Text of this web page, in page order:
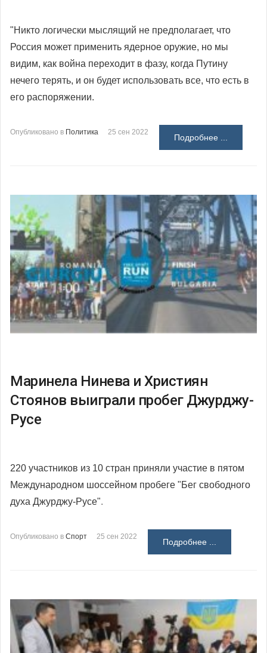
"Никто логически мыслящий не предполагает, что
Россия может применить ядерное оружие, но мы
видим, как война переходит в фазу, когда Путину
нечего терять, и он будет использовать все, что есть в
его распоряжении.
Опубликовано в Политика 25 сен 2022
Подробнее ...
Маринела Нинева и Християн
Стоянов выиграли пробег Джурджу-
Русе
220 участников из 10 стран приняли участие в пятом
Международном шоссейном пробеге "Бег свободного
духа Джурджу-Русе".
Опубликовано в Спорт 25 сен 2022
Подробнее ...